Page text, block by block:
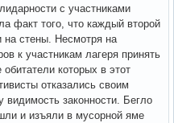
с участниками
факт того, что каждый второй
на стены. Несмотря на
к участникам лагеря принять
которых в этот
отказались своим
законности. Бегло
и изъяли в мусорной яме